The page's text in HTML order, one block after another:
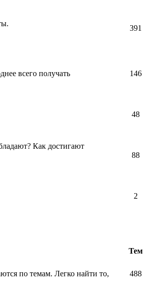
391
всего получать
146
48
Как достигают
88
2
Тем
по темам. Легко найти то,
488